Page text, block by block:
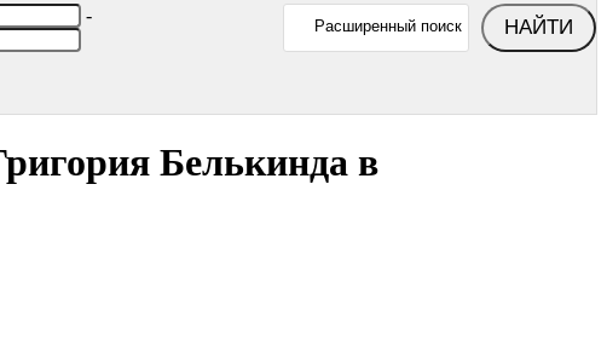
-
Расширенный поиск НАЙТИ
Белькинда в